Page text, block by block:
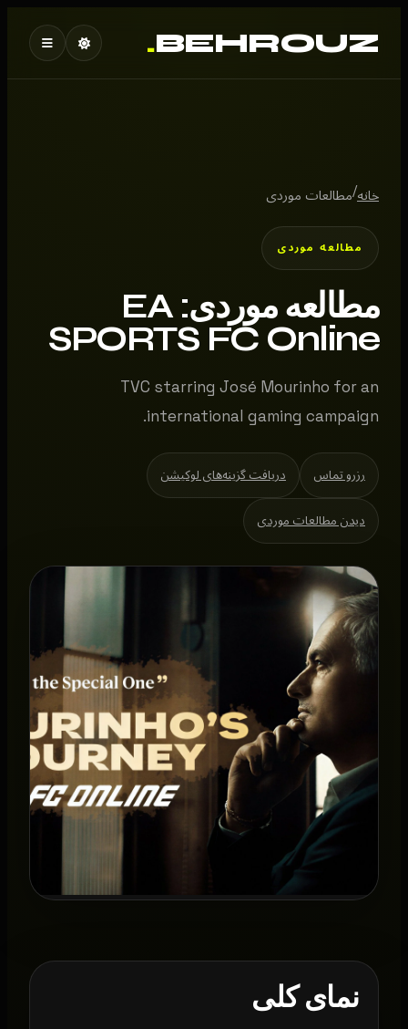
BEHROUZ
.
خانه/مطالعات موردی
مطالعه موردی
مطالعه موردی: EA
SPORTS FC Online
TVC starring José Mourinho for an
international gaming campaign.
رزرو تماس دریافت گزینه‌های لوکیشن
دیدن مطالعات موردی
نمای کلی